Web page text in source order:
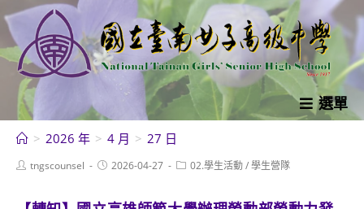
跳
轉
至
內
選單
> 2026 年 > 4 月 > 27 日
Posttngscounsel
Post2026-04-27
Post02.學生活動/學生營隊